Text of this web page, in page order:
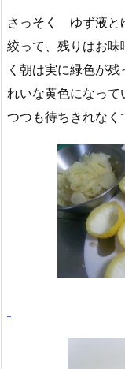
さっそく ゆず液と
絞って、残りはお
く朝は実に緑色が
れいな黄色になっ
つつも待ちきれなく